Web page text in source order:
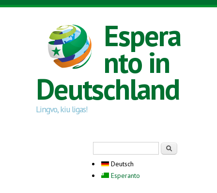
Direkt zum Inhalt
Espera
nto in
Deutschland
Lingvo, kiu ligas!
Deutsch
Esperanto